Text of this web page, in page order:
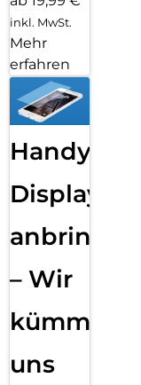
inkl. MwSt.
Mehr
erfahren
Handy
Displayfolie
anbringen
– Wir
kümmern
uns